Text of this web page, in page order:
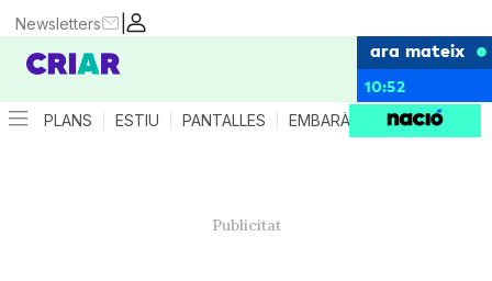
|
Newsletters
ara mateix
10:52
PLANS ESTIU PANTALLES EMBARÀS CRIANÇA